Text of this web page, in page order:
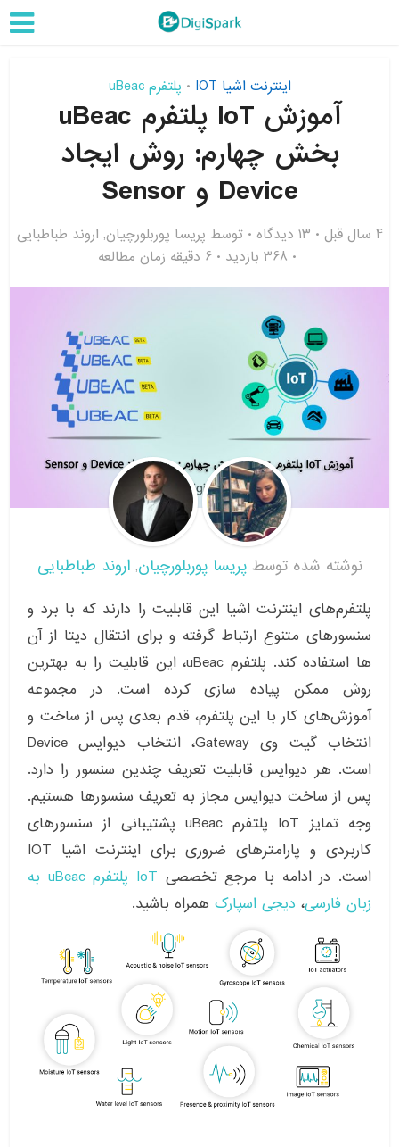
اینترنت اشیا IOT • پلتفرم uBeac
آموزش IoT پلتفرم uBeac
بخش چهارم: روش ایجاد
Device و Sensor
4 سال قبل ۱۳ دیدگاه توسط پریسا پوربلورچیان, اروند طباطبایی
368 بازدید
6 دقیقه زمان مطالعه
نوشته شده توسطپریسا پوربلورچیان, اروند طباطبایی
پلتفرم‌های اینترنت اشیا این قابلیت را دارند که با برد و
سنسورهای متنوع ارتباط گرفته و برای انتقال دیتا از آن
ها استفاده کند. پلتفرم uBeac، این قابلیت را به بهترین
روش ممکن پیاده سازی کرده است. در مجموعه
آموزش‌های کار با این پلتفرم، قدم بعدی پس از ساخت و
انتخاب گیت وی Gateway، انتخاب دیوایس Device
است. هر دیوایس قابلیت تعریف چندین سنسور را دارد.
پس از ساخت دیوایس مجاز به تعریف سنسورها هستیم.
وجه تمایز IoT پلتفرم uBeac پشتیبانی از سنسورهای
کاربردی و پارامترهای ضروری برای اینترنت اشیا IOT
است. در ادامه با مرجع تخصصی
IoT پلتفرم uBeac به
زبان فارسی، دیجی اسپارک همراه باشید.